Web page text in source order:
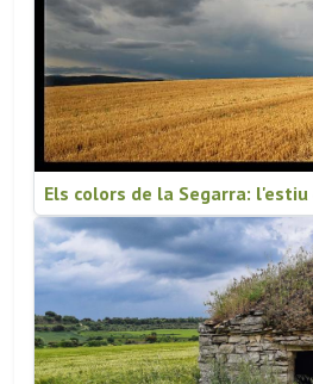
Els colors de la Segarra: l'estiu